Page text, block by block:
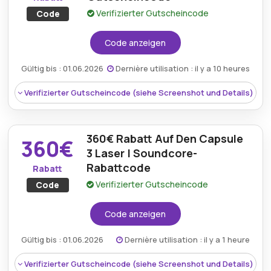
Mindestkaufbetrag:Kein Mindestwert
Berechtigung:Für alle Kunden
Art des Angebots:
Zeitlich begrenztes Angebot
Kumulierbar:Nicht mit anderen Aktionen
kombinierbar.
Bedingungen:Weitere Informationen finden Sie
in den Bedingungen auf der Website des Händlers.
Code
Verifizierter Gutscheincode
Code anzeigen
Gültig bis : 01.06.2026 Dernière utilisation : il y a 10 heures
Verifizierter Gutscheincode (siehe Screenshot und Details)
360€
Rabatt
Code
360€ Rabatt Auf Den Capsule
3 Laser | Soundcore-
Rabattcode
Verifizierter Gutscheincode
Code anzeigen
Gültig bis : 01.06.2026 Dernière utilisation : il y a 1 heure
Verifizierter Gutscheincode (siehe Screenshot und Details)